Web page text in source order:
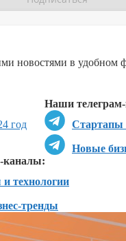
новостями в удобном
Наши
Стартапы
Новые
каналы:
технологии
тренды
год